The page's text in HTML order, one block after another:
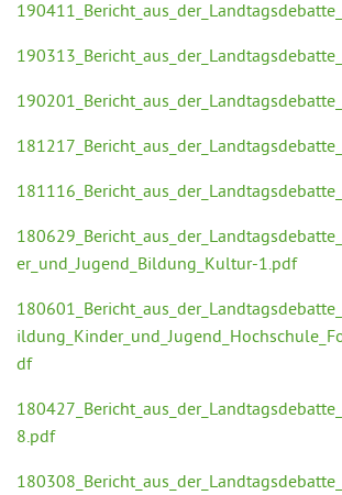
er_und_Jugend_Bildung_Kultur-1.pdf
df
8.pdf